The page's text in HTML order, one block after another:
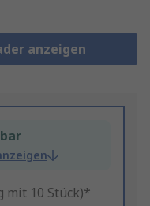
anzeigen
mit 10 Stück)*